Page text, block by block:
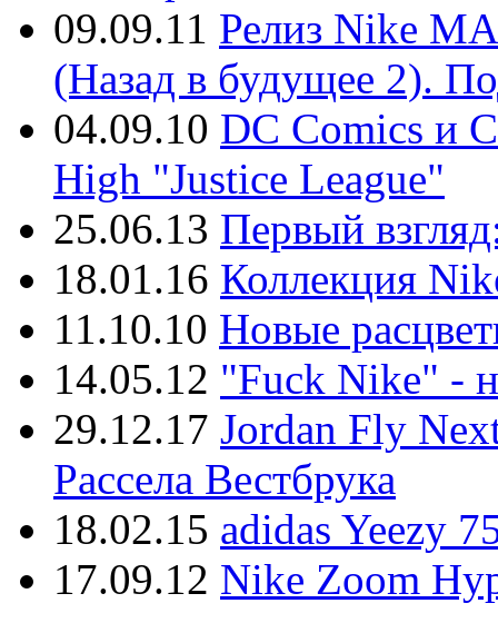
09.09.11 Релиз Nike
(Назад в будущее 2).
04.09.10 DC Comics и
High "Justice League"
25.06.13 Первый
18.01.16 Коллекция
11.10.10 Новые
14.05.12 "Fuck Nike" -
29.12.17 Jordan Fly
Рассела Вестбрука
18.02.15 adidas Yeezy
17.09.12 Nike Zoom